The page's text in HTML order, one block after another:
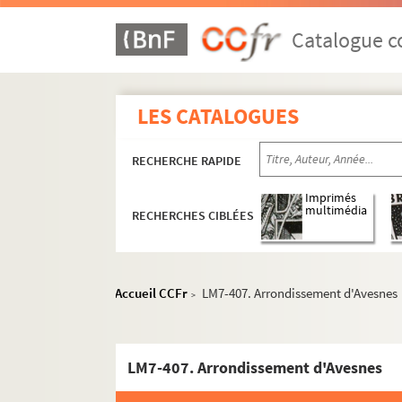
Catalogue
LES CATALOGUES
RECHERCHE RAPIDE
RECHERCHES CIBLÉES
Imprimés
multimédia
Accueil CCFr > LM7-407. Arrondissement d'Avesnes
LM7-407. Arrondissement d'Avesnes
LM1. Musées du Nord
LM2. Ecoles académiques du Nord
LM3. Salons et expositions
LM4. Tableaux et sculptures, collections
LM6. Archéologie, histoire, monuments
LM7-389. Hainaut : documents d'archives
LM7-390. Hainaut : notes